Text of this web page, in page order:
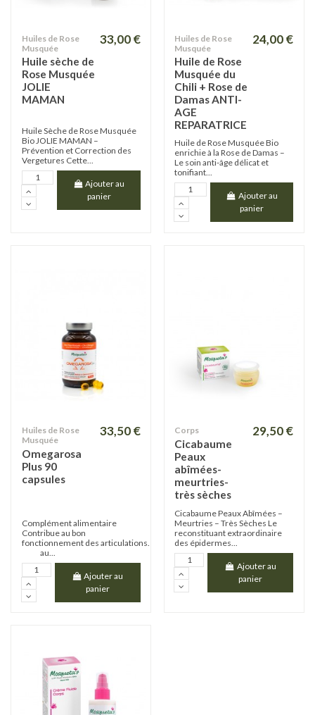
Huiles de Rose
Musquée
Huile sèche de
Rose Musquée
JOLIE
MAMAN
33,00 €
Huile Sèche de Rose Musquée
Bio JOLIE MAMAN –
Prévention et Correction des
Vergetures Cette...
Ajouter au
panier
Huiles de Rose
Musquée
Huile de Rose
Musquée du
Chili + Rose de
Damas ANTI-
AGE
REPARATRICE
24,00 €
Huile de Rose Musquée Bio
enrichie à la Rose de Damas –
Le soin anti-âge délicat et
tonifiant...
Ajouter au
panier
Huiles de Rose
Musquée
Omegarosa
Plus 90
capsules
33,50 €
Complément alimentaire
Contribue au bon
fonctionnement des articulations.
au...
Ajouter au
panier
Corps
Cicabaume
Peaux
abîmées-
meurtries-
très sèches
29,50 €
Cicabaume Peaux Abîmées –
Meurtries – Très Sèches Le
reconstituant extraordinaire
des épidermes...
Ajouter au
panier